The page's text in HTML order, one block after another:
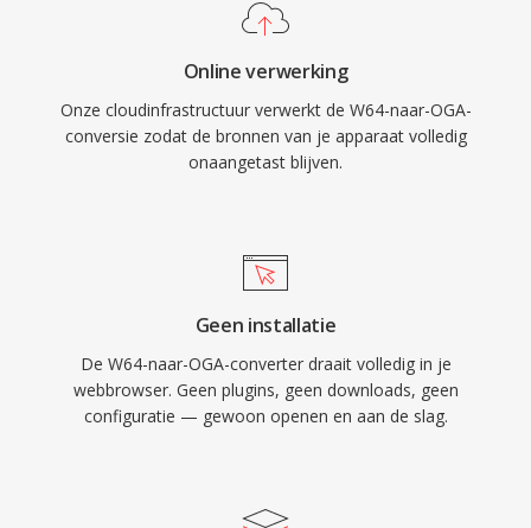
proprietary formaten treffen. Het formaat
het taggen van artiest-, album- en
trackinformatie op één gestandaardiseerde
manier. OGA speelt native af in Firefox,
Chromium-gebaseerde browsers, VLC en de
webaudiodistributie en archiveringsworkflows.
Online verwerking
Onze cloudinfrastructuur verwerkt de W64-naar-OGA-
conversie zodat de bronnen van je apparaat volledig
onaangetast blijven.
Geen installatie
De W64-naar-OGA-converter draait volledig in je
webbrowser. Geen plugins, geen downloads, geen
configuratie — gewoon openen en aan de slag.